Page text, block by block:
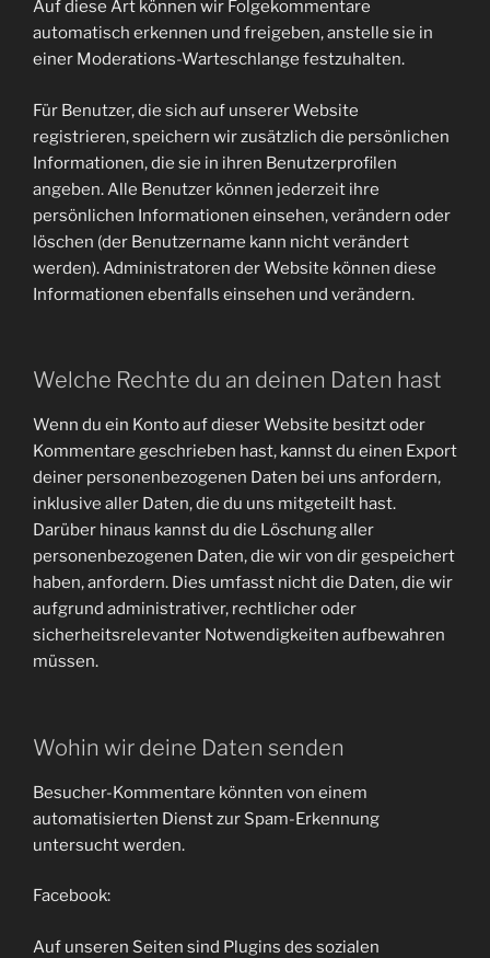
Auf diese Art können wir Folgekommentare
automatisch erkennen und freigeben, anstelle sie in
einer Moderations-Warteschlange festzuhalten.
Für Benutzer, die sich auf unserer Website
registrieren, speichern wir zusätzlich die persönlichen
Informationen, die sie in ihren Benutzerprofilen
angeben. Alle Benutzer können jederzeit ihre
persönlichen Informationen einsehen, verändern oder
löschen (der Benutzername kann nicht verändert
werden). Administratoren der Website können diese
Informationen ebenfalls einsehen und verändern.
Welche Rechte du an deinen Daten hast
Wenn du ein Konto auf dieser Website besitzt oder
Kommentare geschrieben hast, kannst du einen Export
deiner personenbezogenen Daten bei uns anfordern,
inklusive aller Daten, die du uns mitgeteilt hast.
Darüber hinaus kannst du die Löschung aller
personenbezogenen Daten, die wir von dir gespeichert
haben, anfordern. Dies umfasst nicht die Daten, die wir
aufgrund administrativer, rechtlicher oder
sicherheitsrelevanter Notwendigkeiten aufbewahren
müssen.
Wohin wir deine Daten senden
Besucher-Kommentare könnten von einem
automatisierten Dienst zur Spam-Erkennung
untersucht werden.
Facebook:
Auf unseren Seiten sind Plugins des sozialen